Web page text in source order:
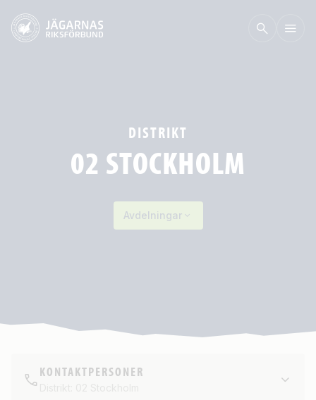
DISTRIKT
02 STOCKHOLM
Avdelningar
KONTAKTPERSONER